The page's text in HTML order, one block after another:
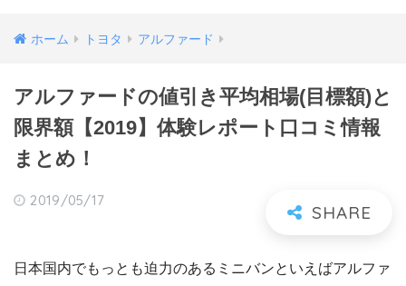
ホーム トヨタ アルファード
アルファードの値引き平均相場(目標額)と
限界額【2019】体験レポート口コミ情報
まとめ！
2019/05/17
日本国内でもっとも迫力のあるミニバンといえばアルファ